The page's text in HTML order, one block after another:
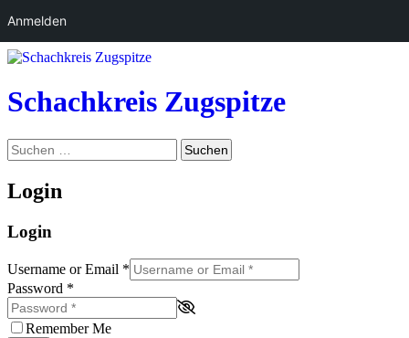
Anmelden
Zum
springen
Schachkreis Zugspitze
Suchen
Suchen
nach:
Login
Login
Username or Email *
Password *
Remember Me